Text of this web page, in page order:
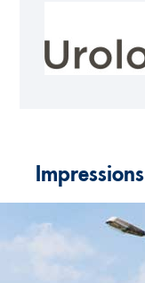
Impressions